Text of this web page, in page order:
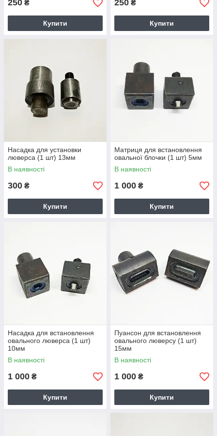
250 ₴
Купити
250 ₴
Купити
Насадка для установки
люверса (1 шт) 13мм
В наявності
300 ₴
Купити
Матриця для встановлення
овальної блочки (1 шт) 5мм
В наявності
1 000 ₴
Купити
Насадка для встановлення
овального люверса (1 шт)
10мм
В наявності
1 000 ₴
Купити
Пуансон для встановлення
овального люверсу (1 шт)
15мм
В наявності
1 000 ₴
Купити